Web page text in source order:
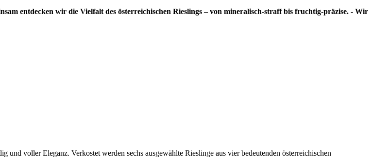
entdecken wir die Vielfalt des österreichischen Rieslings – von mineralisch‑straff bis fruchtig‑präzise. - Wir
und voller Eleganz. Verkostet werden sechs ausgewählte Rieslinge aus vier bedeutenden österreichischen